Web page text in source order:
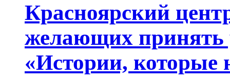
Красноярский
желающих принять
«Истории, которые